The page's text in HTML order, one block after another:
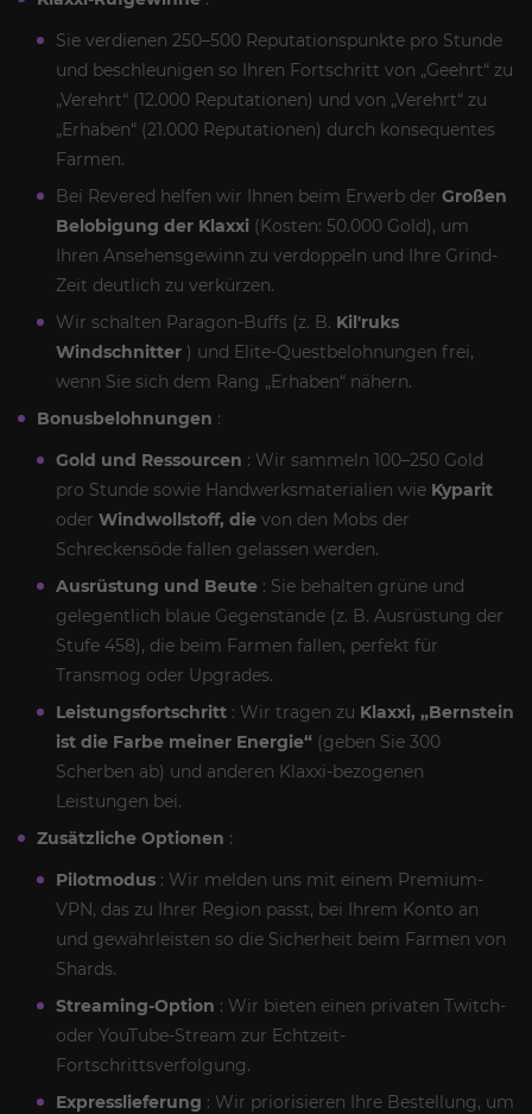
Sie verdienen 250–500 Reputationspunkte pro Stunde
und beschleunigen so Ihren Fortschritt von „Geehrt“ zu
„Verehrt“ (12.000 Reputationen) und von „Verehrt“ zu
„Erhaben“ (21.000 Reputationen) durch konsequentes
Farmen.
Bei Revered helfen wir Ihnen beim Erwerb der Großen
Belobigung der Klaxxi (Kosten: 50.000 Gold), um
Ihren Ansehensgewinn zu verdoppeln und Ihre Grind-
Zeit deutlich zu verkürzen.
Wir schalten Paragon-Buffs (z. B. Kil'ruks
Windschnitter ) und Elite-Questbelohnungen frei,
wenn Sie sich dem Rang „Erhaben“ nähern.
Bonusbelohnungen :
Gold und Ressourcen : Wir sammeln 100–250 Gold
pro Stunde sowie Handwerksmaterialien wie Kyparit
oder Windwollstoff, die von den Mobs der
Schreckensöde fallen gelassen werden.
Ausrüstung und Beute : Sie behalten grüne und
gelegentlich blaue Gegenstände (z. B. Ausrüstung der
Stufe 458), die beim Farmen fallen, perfekt für
Transmog oder Upgrades.
Leistungsfortschritt : Wir tragen zu Klaxxi, „Bernstein
ist die Farbe meiner Energie“ (geben Sie 300
Scherben ab) und anderen Klaxxi-bezogenen
Leistungen bei.
Zusätzliche Optionen :
Pilotmodus : Wir melden uns mit einem Premium-
VPN, das zu Ihrer Region passt, bei Ihrem Konto an
und gewährleisten so die Sicherheit beim Farmen von
Shards.
Streaming-Option : Wir bieten einen privaten Twitch-
oder YouTube-Stream zur Echtzeit-
Fortschrittsverfolgung.
Expresslieferung : Wir priorisieren Ihre Bestellung, um